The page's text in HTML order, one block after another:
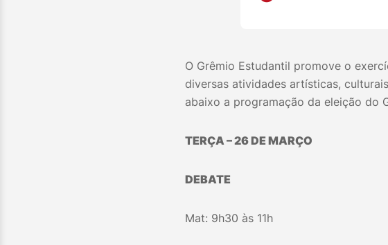
O Grêmio Estudantil promove o
diversas atividades artísticas,
abaixo a programação da eleição do
TERÇA – 26 DE MARÇO
DEBATE
Mat: 9h30 às 11h